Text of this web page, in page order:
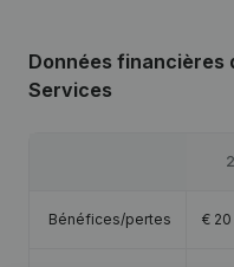
Données financières
Services
Bénéfices/pertes €